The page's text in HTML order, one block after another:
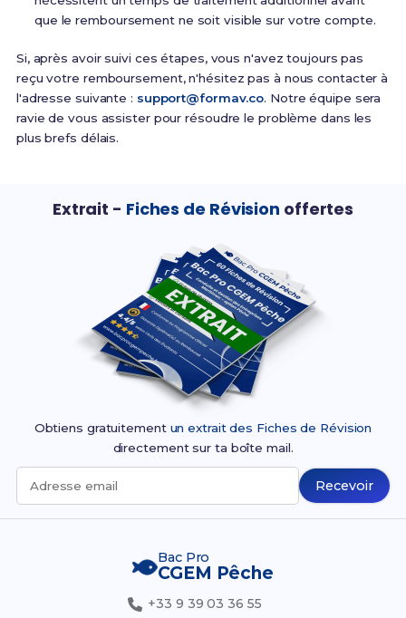
que le remboursement ne soit visible sur votre compte.
Si, après avoir suivi ces étapes, vous n'avez toujours pas
reçu votre remboursement, n'hésitez pas à nous contacter à
l'adresse suivante : support@formav.co. Notre équipe sera
ravie de vous assister pour résoudre le problème dans les
plus brefs délais.
Extrait - Fiches de Révision offertes
Obtiens gratuitement un extrait des Fiches de Révision
directement sur ta boîte mail.
Adresse email Recevoir
Bac Pro
CGEM Pêche
+33 9 39 03 36 55